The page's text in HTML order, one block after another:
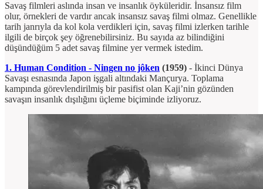
Savaş filmleri aslında insan ve insanlık öyküleridir. İnsansız film
olur, örnekleri de vardır ancak insansız savaş filmi olmaz. Genellikle
tarih janrıyla da kol kola verdikleri için, savaş filmi izlerken tarihle
ilgili de birçok şey öğrenebilirsiniz. Bu sayıda az bilindiğini
düşündüğüm 5 adet savaş filmine yer vermek istedim.
1. Human Condition - Ningen no jôken (1959) - İkinci Dünya
Savaşı esnasında Japon işgali altındaki Mançurya. Toplama
kampında görevlendirilmiş bir pasifist olan Kaji’nin gözünden
savaşın insanlık dışılığını üçleme biçiminde izliyoruz.